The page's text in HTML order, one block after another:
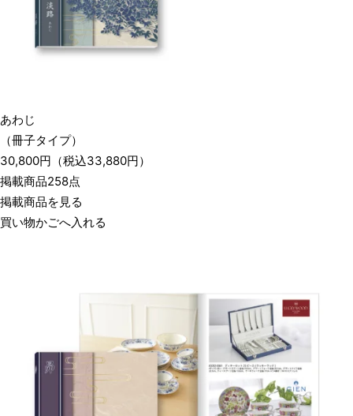
あわじ
（冊子タイプ）
30,800円 （税込33,880円）
掲載商品258点
掲載商品を見る
買い物かごへ入れる